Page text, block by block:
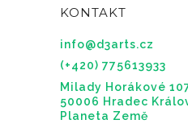
KONTAKT
info@d3arts.cz
(+420) 775613933
Milady Horákové
50006 Hradec
Planeta Země